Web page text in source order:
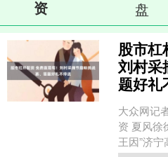
资
盘
股市杠
刘村采
题好礼
大众网记
资 夏风徐
王因”济